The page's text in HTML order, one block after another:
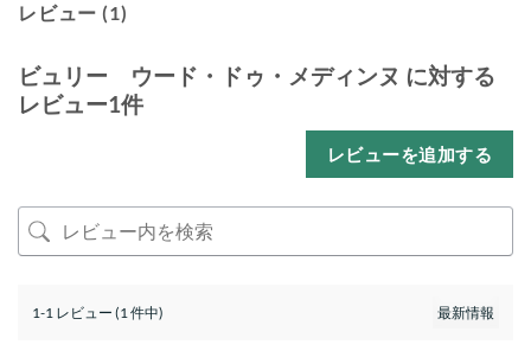
レビュー (1)
ビュリー ウード・ドゥ・メディンヌ に対する
レビュー1件
レビューを追加する
1-1 レビュー (1 件中)